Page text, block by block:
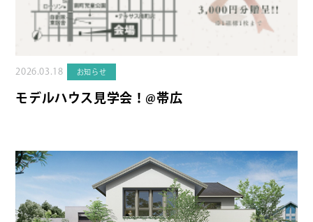
2026.03.18 お知らせ
モデルハウス見学会！@帯広